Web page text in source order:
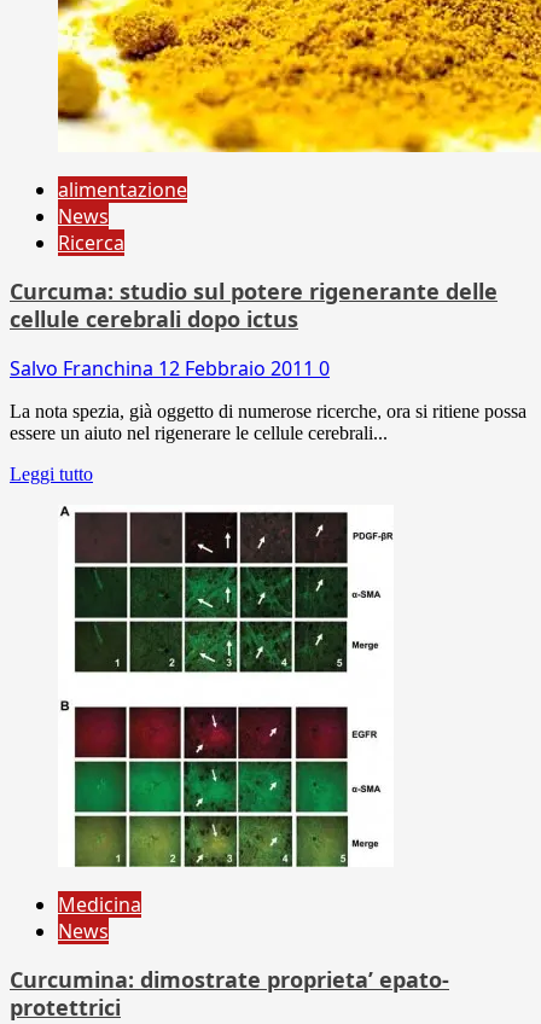
alimentazione
News
Ricerca
Curcuma: studio sul potere rigenerante delle
cellule cerebrali dopo ictus
Salvo Franchina 12 Febbraio 2011 0
La nota spezia, già oggetto di numerose ricerche, ora si ritiene possa
essere un aiuto nel rigenerare le cellule cerebrali...
Leggi tutto
Medicina
News
Curcumina: dimostrate proprieta’ epato-
protettrici